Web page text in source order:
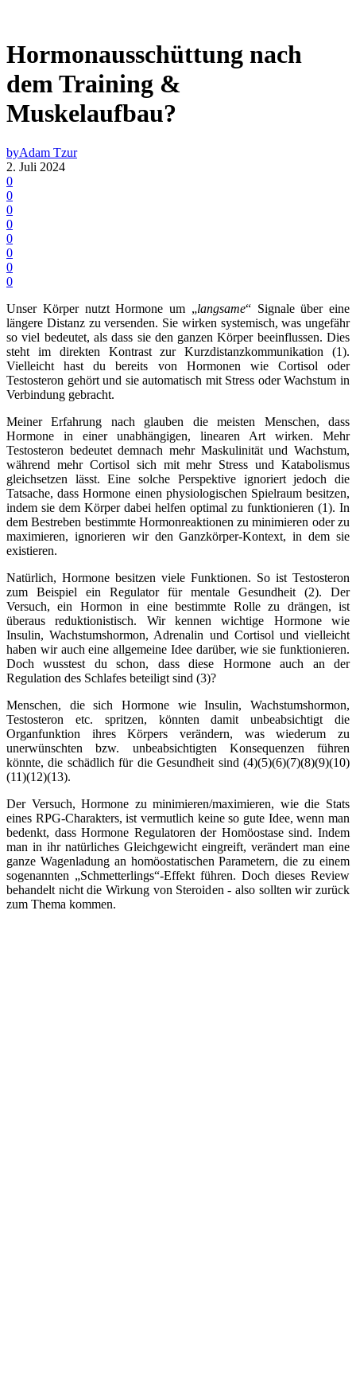
Hormonausschüttung nach
dem Training &
Muskelaufbau?
byAdam Tzur
2. Juli 2024
0
0
0
0
0
0
0
0
Unser Körper nutzt Hormone um „langsame“ Signale über eine
längere Distanz zu versenden. Sie wirken systemisch, was ungefähr
so viel bedeutet, als dass sie den ganzen Körper beeinflussen. Dies
steht im direkten Kontrast zur Kurzdistanzkommunikation (1).
Vielleicht hast du bereits von Hormonen wie Cortisol oder
Testosteron gehört und sie automatisch mit Stress oder Wachstum in
Verbindung gebracht.
Meiner Erfahrung nach glauben die meisten Menschen, dass
Hormone in einer unabhängigen, linearen Art wirken. Mehr
Testosteron bedeutet demnach mehr Maskulinität und Wachstum,
während mehr Cortisol sich mit mehr Stress und Katabolismus
gleichsetzen lässt. Eine solche Perspektive ignoriert jedoch die
Tatsache, dass Hormone einen physiologischen Spielraum besitzen,
indem sie dem Körper dabei helfen optimal zu funktionieren (1). In
dem Bestreben bestimmte Hormonreaktionen zu minimieren oder zu
maximieren, ignorieren wir den Ganzkörper-Kontext, in dem sie
existieren.
Natürlich, Hormone besitzen viele Funktionen. So ist Testosteron
zum Beispiel ein Regulator für mentale Gesundheit (2). Der
Versuch, ein Hormon in eine bestimmte Rolle zu drängen, ist
überaus reduktionistisch. Wir kennen wichtige Hormone wie
Insulin, Wachstumshormon, Adrenalin und Cortisol und vielleicht
haben wir auch eine allgemeine Idee darüber, wie sie funktionieren.
Doch wusstest du schon, dass diese Hormone auch an der
Regulation des Schlafes beteiligt sind (3)?
Menschen, die sich Hormone wie Insulin, Wachstumshormon,
Testosteron etc. spritzen, könnten damit unbeabsichtigt die
Organfunktion ihres Körpers verändern, was wiederum zu
unerwünschten bzw. unbeabsichtigten Konsequenzen führen
könnte, die schädlich für die Gesundheit sind (4)(5)(6)(7)(8)(9)(10)
(11)(12)(13).
Der Versuch, Hormone zu minimieren/maximieren, wie die Stats
eines RPG-Charakters, ist vermutlich keine so gute Idee, wenn man
bedenkt, dass Hormone Regulatoren der Homöostase sind. Indem
man in ihr natürliches Gleichgewicht eingreift, verändert man eine
ganze Wagenladung an homöostatischen Parametern, die zu einem
sogenannten „Schmetterlings“-Effekt führen. Doch dieses Review
behandelt nicht die Wirkung von Steroiden - also sollten wir zurück
zum Thema kommen.